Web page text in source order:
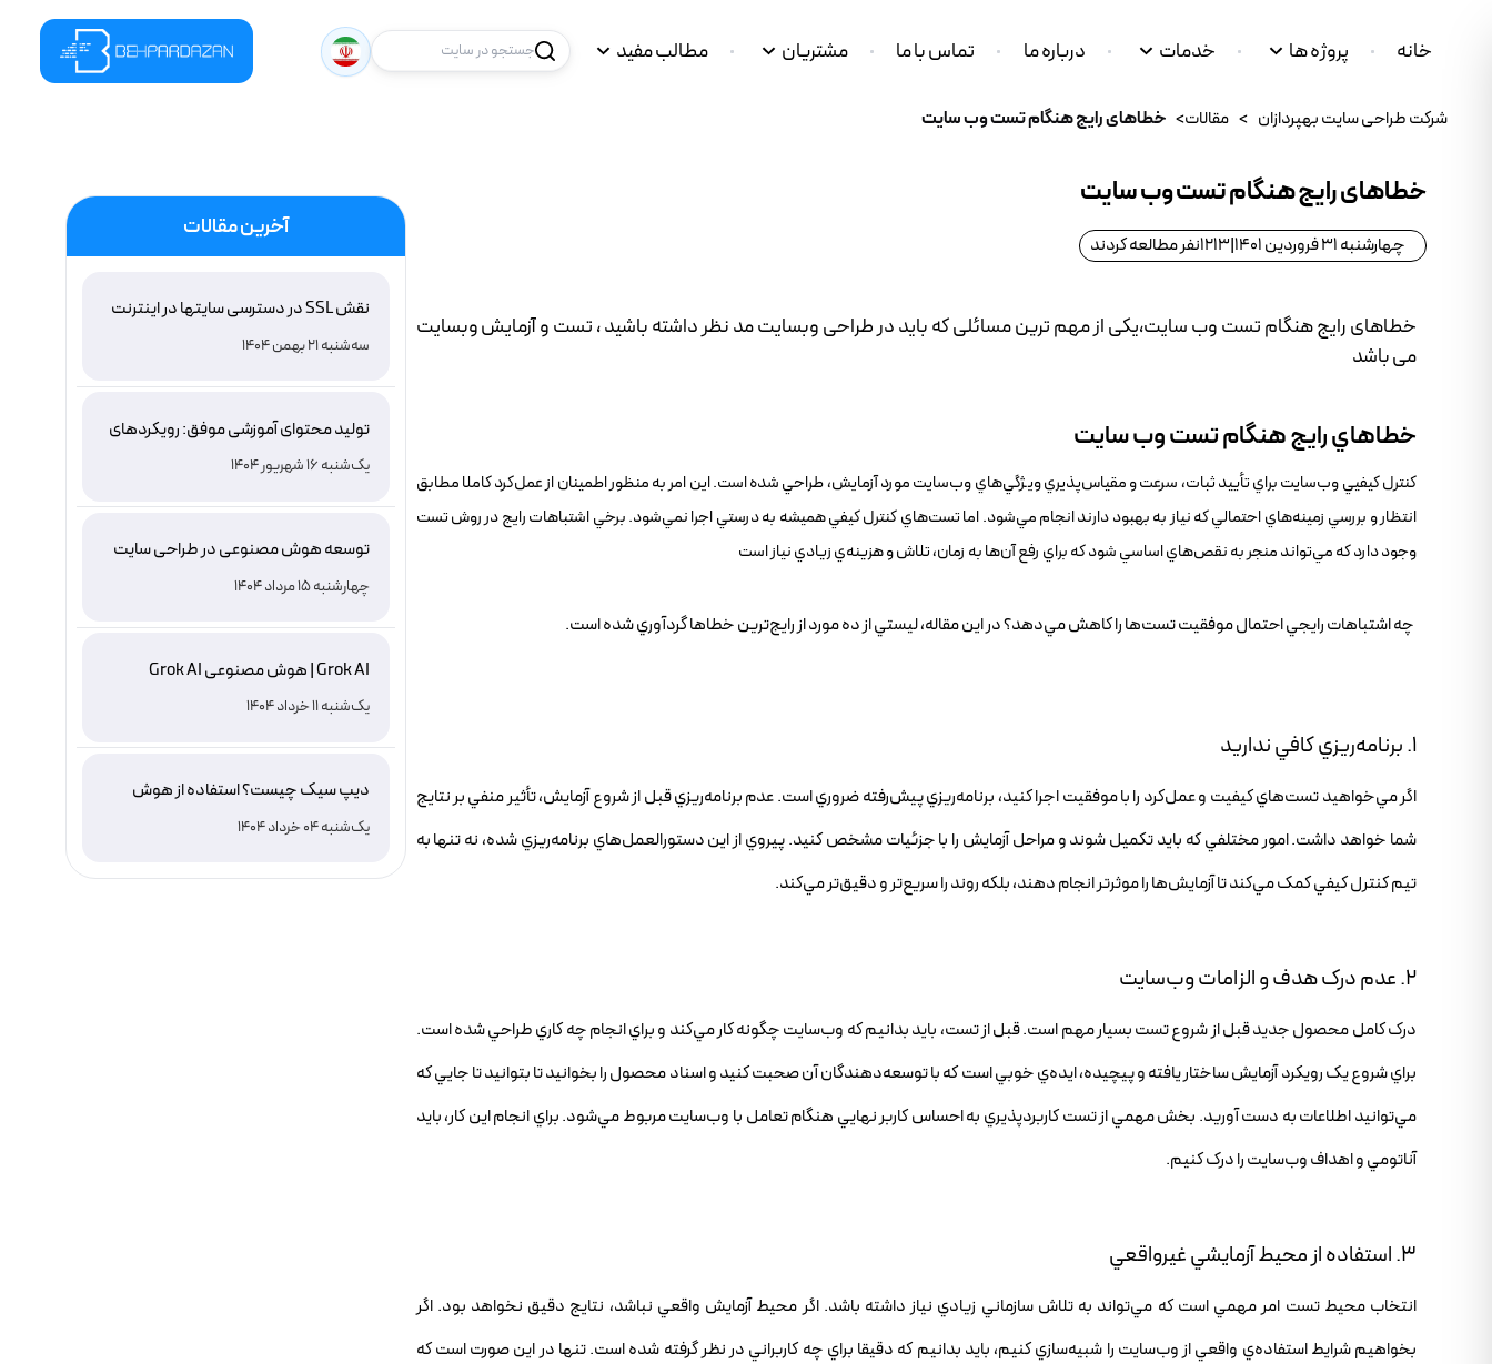
خانه پروژه ها خدمات درباره ما تماس با ما مشتریان مطالب مفید جستجو در سایت
شرکت طراحی سایت بهپردازان > مقالات> خطاهای رایج هنگام تست وب‌ سایت
خطاهای رایج هنگام تست وب‌ سایت
چهارشنبه 31 فروردین 1401 |
1213نفر مطالعه کردند
خطاهای رایج هنگام تست وب‌ سایت،یکی از مهم ترین مسائلی که باید در طراحی وبسایت مد نظر داشته باشید ، تست و آزمایش وبسایت
می باشد
خطاهاي رايج هنگام تست وب‌ سايت
کنترل کيفيي وب‌سايت براي تأييد ثبات، سرعت و مقياس‌پذيري ويژگي‌هاي وب‌سايت مورد آزمايش، طراحي شده است. اين امر به منظور اطمينان از عمل‌کرد کاملا مطابق
انتظار و بررسي زمينه‌هاي احتمالي که نياز به بهبود دارند انجام مي‌شود. اما تست‌هاي کنترل کيفي هميشه به درستي اجرا نمي‌شود. برخي اشتباهات رايج در روش تست
وجود دارد که مي‌تواند منجر به نقص‌هاي اساسي شود که براي رفع آن‌ها به زمان، تلاش و هزينه‌ي زيادي نياز است
چه اشتباهات رايجي احتمال موفقيت تست‌ها را کاهش مي‌دهد؟ در اين مقاله، ليستي از ده مورد از رايج‌ترين خطاها گردآوري شده است.
1. برنامه‌ريزي کافي نداريد
اگر مي‌خواهيد تست‌هاي کيفيت و عمل‌کرد را با موفقيت اجرا کنيد، برنامه‌ريزي پيش‌رفته ضروري است. عدم برنامه‌ريزي قبل از شروع آزمايش، تأثير منفي بر نتايج
شما خواهد داشت. امور مختلفي که بايد تکميل شوند و مراحل آزمايش را با جزئيات مشخص کنيد. پيروي از اين دستورالعمل‌هاي برنامه‌ريزي شده، نه تنها به
تيم کنترل کيفي کمک مي‌کند تا آزمايش‌ها را موثرتر انجام دهند، بلکه روند را سريع‌تر و دقيق‌تر مي‌کند.
2. عدم درک هدف و الزامات وب‌سايت
درک کامل محصول جديد قبل از شروع تست بسيار مهم است. قبل از تست، بايد بدانيم که وب‌سايت چگونه کار مي‌کند و براي انجام چه کاري طراحي شده است.
براي شروع يک رويکرد آزمايش ساختار يافته و پيچيده، ايده‌ي خوبي است که با توسعه‌دهندگان آن صحبت کنيد و اسناد محصول را بخوانيد تا بتوانيد تا جايي که
مي‌توانيد اطلاعات به دست آوريد. بخش مهمي از تست کاربردپذيري به احساس کاربر نهايي هنگام تعامل با وب‌سايت مربوط مي‌شود. براي انجام اين کار، بايد
آناتومي و اهداف وب‌سايت را درک کنيم.
3. استفاده از محيط آزمايشي غيرواقعي
انتخاب محيط تست امر مهمي است که مي‌تواند به تلاش سازماني زيادي نياز داشته باشد. اگر محيط آزمايش واقعي نباشد، نتايج دقيق نخواهد بود. اگر
بخواهيم شرايط استفاده‌ي واقعي از وب‌سايت را شبيه‌سازي کنيم، بايد بدانيم که دقيقا براي چه کاربراني در نظر گرفته شده است. تنها در اين صورت است که
آخرین مقالات
نقش SSL در دسترسی سایتها در اینترنت
ملی ایران و باور غلط درباره دامنه های IR
سه‌شنبه 21 بهمن 1404
تولید محتوای آموزشی موفق: رویکردهای
نوین و اثربخش
یک‌شنبه 16 شهریور 1404
توسعه هوش مصنوعی در طراحی سایت
چهارشنبه 15 مرداد 1404
Grok AI | هوش مصنوعی Grok AI
یک‌شنبه 11 خرداد 1404
دیپ سیک چیست؟ استفاده از هوش
مصنوعی DeepSeek ، نصب و دانلود
یک‌شنبه 04 خرداد 1404